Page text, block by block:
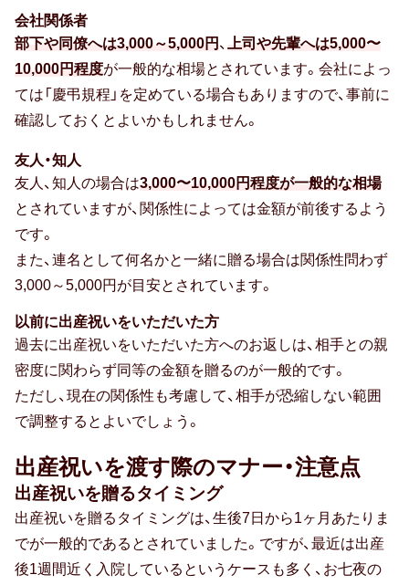
会社関係者
部下や同僚へは3,000～5,000円 、
上司や先輩へは5,000〜
10,000円程度が一般的な相場とされています。会社によっ
ては「慶弔規程」を定めている場合もありますので、事前に
確認しておくとよいかもしれません。
友人・知人
友人、知人の場合は3,000〜10,000円程度が一般的な相場
とされていますが、関係性によっては金額が前後するよう
です。
また、連名として何名かと一緒に贈る場合は関係性問わず
3,000～5,000円が目安とされています。
以前に出産祝いをいただいた方
過去に出産祝いをいただいた方へのお返しは、相手との親
密度に関わらず同等の金額を贈るのが一般的です。
ただし、現在の関係性も考慮して、相手が恐縮しない範囲
で調整するとよいでしょう。
出産祝いを渡す際のマナー・注意点
出産祝いを贈るタイミング
出産祝いを贈るタイミングは、生後7日から1ヶ月あたりま
でが一般的であるとされていました。ですが、最近は出産
後1週間近く入院しているというケースも多く、お七夜の